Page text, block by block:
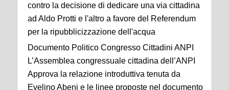
contro la decisione di dedicare una via cittadina
ad Aldo Protti e l'altro a favore del Referendum
per la ripubblicizzazione dell'acqua
Documento Politico Congresso Cittadini ANPI
L’Assemblea congressuale cittadina dell’ANPI
Approva la relazione introduttiva tenuta da
Evelino Abeni e le linee proposte nel documento